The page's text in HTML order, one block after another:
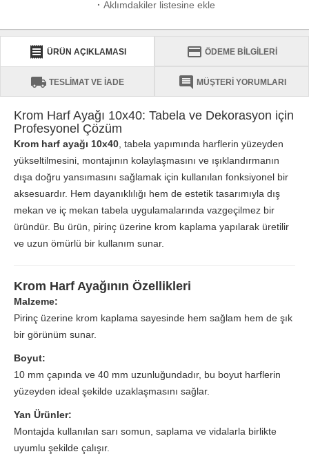
· Aklımdakiler listesine ekle
receipt ÜRÜN AÇIKLAMASI credit_card ÖDEME BİLGİLERİ
local_shipping TESLİMAT VE İADE comment MÜŞTERİ YORUMLARI
Krom Harf Ayağı 10x40: Tabela ve Dekorasyon için
Profesyonel Çözüm
Krom harf ayağı 10x40 , tabela yapımında harflerin yüzeyden
yükseltilmesini, montajının kolaylaşmasını ve ışıklandırmanın
dışa doğru yansımasını sağlamak için kullanılan fonksiyonel bir
aksesuardır. Hem dayanıklılığı hem de estetik tasarımıyla dış
mekan ve iç mekan tabela uygulamalarında vazgeçilmez bir
üründür. Bu ürün, pirinç üzerine krom kaplama yapılarak üretilir
ve uzun ömürlü bir kullanım sunar.
Krom Harf Ayağının Özellikleri
Malzeme:
Pirinç üzerine krom kaplama sayesinde hem sağlam hem de şık
bir görünüm sunar.
Boyut:
10 mm çapında ve 40 mm uzunluğundadır, bu boyut harflerin
yüzeyden ideal şekilde uzaklaşmasını sağlar.
Yan Ürünler:
Montajda kullanılan sarı somun, saplama ve vidalarla birlikte
uyumlu şekilde çalışır.